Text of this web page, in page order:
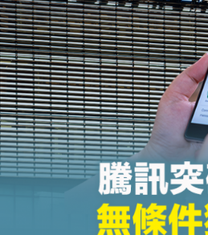
財經｜滙豐上調香港今年GDP預測
本地｜假冒內地執法人員要求交「
財經｜日經失守6.5萬點後回穩 全周
財經｜恒隆10月換帥 玩具「反」斗
財經｜韓股反覆波動收跌 連挫7周
財經｜內地7月美元計價出口增近
財經｜日本春季三度入市撐日圓 4
國際｜特朗普料美伊戰事快結束 承
財經｜SA售股自救後再出手 斥4億